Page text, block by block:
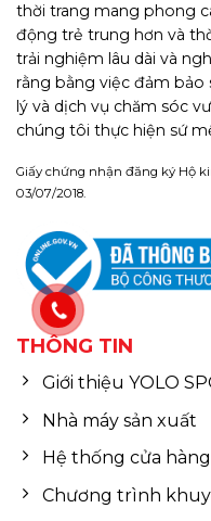
thời trang mang phong
động trẻ trung hơn và
trải nghiệm lâu dài và
rằng bằng việc đảm bảo
lý và dịch vụ chăm sóc
chúng tôi thực hiện sứ
Giấy chứng nhận đăng ký Hộ
03/07/2018.
THÔNG TIN
Giới thiệu YOLO
Nhà máy sản xuất
Hệ thống cửa hàng
Chương trình